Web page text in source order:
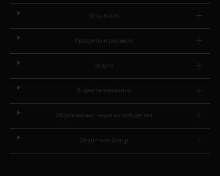
Straumann
Продукты и решения
Услуги
В центре внимания
Образование, наука и сообщества
Straumann Group